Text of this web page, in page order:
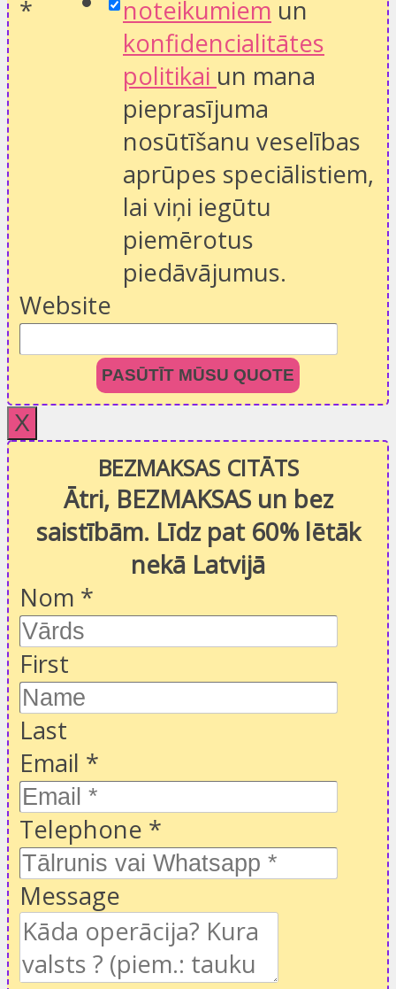
* noteikumiem un
konfidencialitātes
politikai un mana
pieprasījuma
nosūtīšanu veselības
aprūpes speciālistiem,
lai viņi iegūtu
piemērotus
piedāvājumus.
Website
PASŪTĪT MŪSU QUOTE
X
BEZMAKSAS CITĀTS
Ātri, BEZMAKSAS un bez
saistībām. Līdz pat 60% lētāk
nekā Latvijā
Nom *
First
Last
Email *
Telephone *
Message